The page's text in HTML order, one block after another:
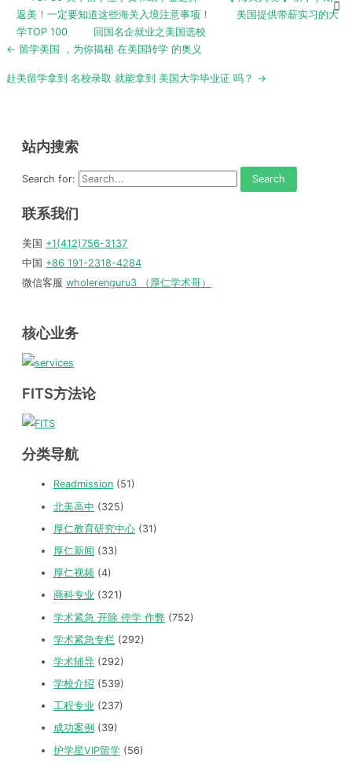
返美！一定要知道这些海关入境注意事项！
美国提供带薪实习的大
学TOP 100
回国名企就业之美国选校
Post
← 留学美国 ，为你揭秘 在美国转学 的奥义
赴美留学拿到 名校录取 就能拿到 美国大学毕业证 吗？ →
站内搜索
Search for:
联系我们
美国 +1(412)756-3137
中国 +86 191-2318-4284
微信客服 wholerenguru3 （厚仁学术哥）
核心业务
FITS方法论
分类导航
Readmission (51)
北美高中 (325)
厚仁教育研究中心 (31)
厚仁新闻 (33)
厚仁视频 (4)
商科专业 (321)
学术紧急 开除 停学 作弊 (752)
学术紧急专栏 (292)
学术辅导 (292)
学校介绍 (539)
工程专业 (237)
成功案例 (39)
护学星VIP留学 (56)